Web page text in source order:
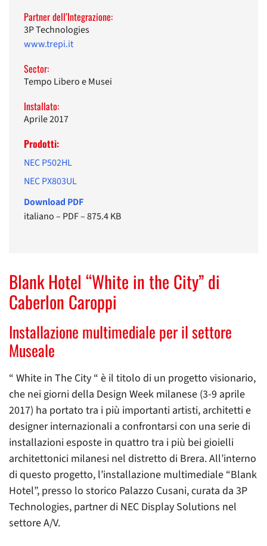
Partner dell’Integrazione:
3P Technologies
www.trepi.it
Sector:
Tempo Libero e Musei
Installato:
Aprile 2017
Prodotti:
NEC P502HL
NEC PX803UL
Download PDF
italiano– PDF–875.4 KB
Blank Hotel “White in the City” di
Caberlon Caroppi
Installazione multimediale per il settore
Museale
“ White in The City “ è il titolo di un progetto visionario,
che nei giorni della Design Week milanese (3-9 aprile
2017) ha portato tra i più importanti artisti, architetti e
designer internazionali a confrontarsi con una serie di
installazioni esposte in quattro tra i più bei gioielli
architettonici milanesi nel distretto di Brera. All’interno
di questo progetto, l’installazione multimediale “Blank
Hotel”, presso lo storico Palazzo Cusani, curata da 3P
Technologies, partner di NEC Display Solutions nel
settore A/V.